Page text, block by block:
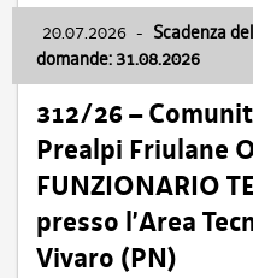
20.07.2026 - Scadenza
domande: 31.08.2026
312/26 –
Prealpi Friulane
FUNZIONARIO
presso l’Area
Vivaro (PN)